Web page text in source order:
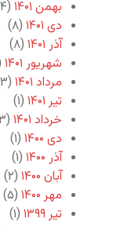
بهمن ۱۴۰۱
(۴)
دی ۱۴۰۱
(۸)
آذر ۱۴۰۱
(۸)
شهریور ۱۴۰۱
مرداد ۱۴۰۱
(۳)
تیر ۱۴۰۱
(۱)
خرداد ۱۴۰۱
(۳)
دی ۱۴۰۰
(۱)
آذر ۱۴۰۰
(۱)
آبان ۱۴۰۰
(۲)
مهر ۱۴۰۰
(۵)
تیر ۱۳۹۹
(۱)